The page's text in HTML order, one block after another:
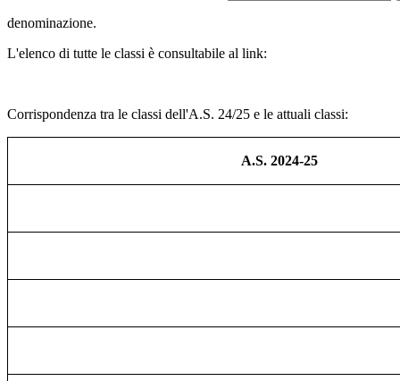
denominazione.
L'elenco di tutte le classi è consultabile al link:
Corrispondenza tra le classi dell'A.S. 24/25 e le attuali classi:
A.S. 2024-25